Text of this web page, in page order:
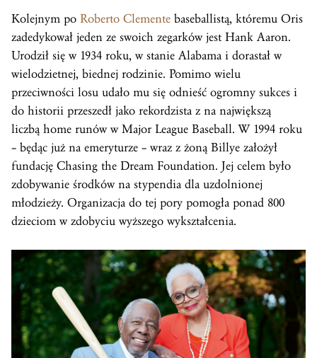
Kolejnym po Roberto Clemente baseballistą, któremu Oris
zadedykował jeden ze swoich zegarków jest Hank Aaron.
Urodził się w 1934 roku, w stanie Alabama i dorastał w
wielodzietnej, biednej rodzinie. Pomimo wielu
przeciwności losu udało mu się odnieść ogromny sukces i
do historii przeszedł jako rekordzista z na największą
liczbą home runów w Major League Baseball. W 1994 roku
– będąc już na emeryturze – wraz z żoną Billye założył
fundację Chasing the Dream Foundation. Jej celem było
zdobywanie środków na stypendia dla uzdolnionej
młodzieży. Organizacja do tej pory pomogła ponad 800
dzieciom w zdobyciu wyższego wykształcenia.